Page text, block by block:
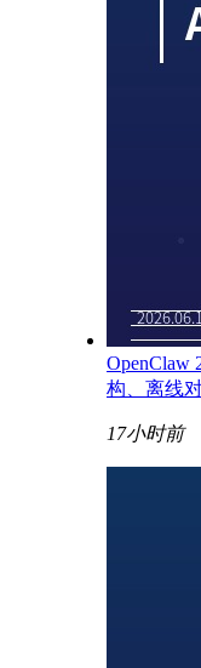
OpenClaw
构、离线
17小时前